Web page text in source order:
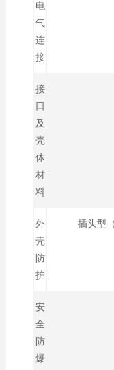
电
气
连
接
接
口
及
壳
体
材
料
外
壳
防
护
插头
安
全
防
爆